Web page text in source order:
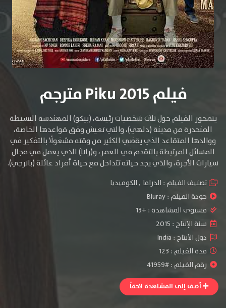
فيلم Piku 2015 مترجم
يتمحور الفيلم حول ثلاث شخصيات رئيسة، (بيكو) المهندسة البسيطة
المنحدرة من مدينة (دلهي)، والتي تعيش وفق قواعدها الخاصة،
ووالدها المتقاعد الذي يقضي الكثير من وقته مشغولًا بالتفكير في
المسائل المرتبطة بالتقدم في العمر، و(رانا) الذي يعمل في مجال
سيارات الأجرة، والذي يجد حياته تتداخل مع حياة أفراد عائلة (بانرجي).
تصنيف الفيلم : الدراما ,الكوميديا
جودة الفيلم :Bluray
مستوى المشاهدة : +13
سنة الإنتاج : 2015
دول الأنتاج : India
مدة الفيلم : 123
رقم الفيلم : #41959
أضف إلى المشاهدة لاحقاً